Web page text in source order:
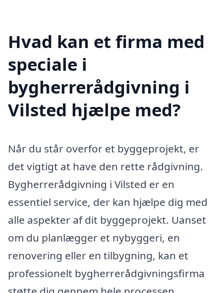
Hvad kan et firma med
speciale i
bygherrerådgivning i
Vilsted hjælpe med?
Når du står overfor et byggeprojekt, er
det vigtigt at have den rette rådgivning.
Bygherrerådgivning i Vilsted er en
essentiel service, der kan hjælpe dig med
alle aspekter af dit byggeprojekt. Uanset
om du planlægger et nybyggeri, en
renovering eller en tilbygning, kan et
professionelt bygherrerådgivningsfirma